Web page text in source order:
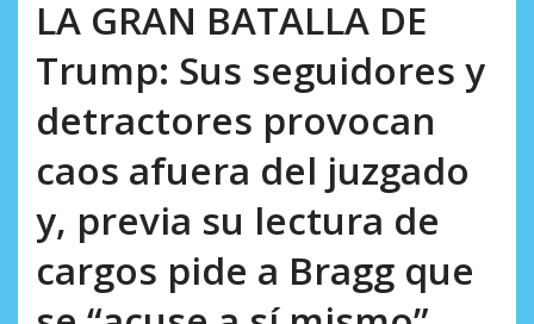
AGOSTO 6, 2026
LA GRAN BATALLA DE
Trump: Sus seguidores y
detractores provocan
caos afuera del juzgado
y, previa su lectura de
cargos pide a Bragg que